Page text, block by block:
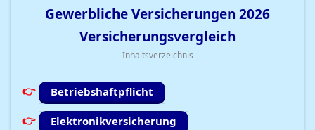
Gewerbliche Versicherungen 2026
Versicherungsvergleich
Inhaltsverzeichnis
Betriebshaftpflicht
Elektronikversicherung